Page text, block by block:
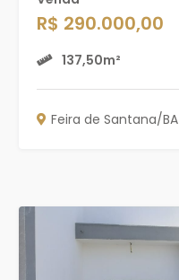
R$ 290.000,00
137,50m²
Feira de Santana/BA